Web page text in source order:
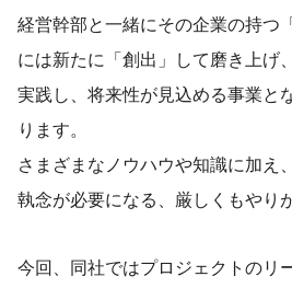
経営幹部と一緒にその企業の持つ
には新たに「創出」して磨き上げ
実践し、将来性が見込める事業と
ります。
さまざまなノウハウや知識に加え
執念が必要になる、厳しくもやり
今回、同社ではプロジェクトのリ